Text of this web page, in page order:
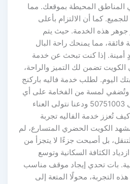
المناطق المحيطة بموقعك. مما
كما أن الالتزام بأعلى
جوهر هذه الخدمة. حيث يتم
فائقة، مما يمنحك راحة البال
أمينة. إذا كنت تبحث عن خدمة
تضمن لك التميز والراحة،
اليوم. لطلب خدمة فاليه باركنج
وتُضفي لمسة من الفخامة على أي
مناسبة، اتصل بنا الآن على 50751003 ودعنا نتولى العناء
تُعزز خدمة الفاليه تجربة
الكويت الحضري المتسارع، لم
بل أصبحت جزءًا لا يتجزأ من
الكثافة السكانية وتوسع
بات تحدي إيجاد موقف مناسب
التجربة، محولًا المتعة إلى